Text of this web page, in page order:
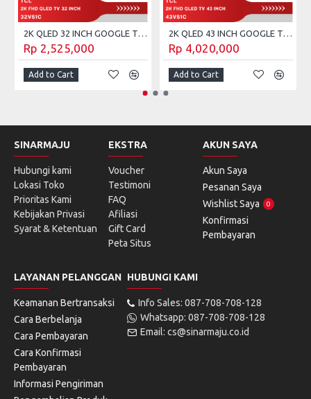
2K QLED 32 INCH GOOGLE TV TCL 32V51C
Rp 2,525,000
Add to Cart
2K QLED 43 INCH GOOGLE TV TCL 43V51C
Rp 4,020,000
Add to Cart
SINARMAJU
Hubungi kami
Lokasi Toko
Prioritas Kami
Kebijakan Privasi
Syarat & Ketentuan
EKSTRA
Voucher
Testimoni
FAQ
Afiliasi
Gift Card
Peta Situs
AKUN SAYA
Akun Saya
Pesanan Saya
Wishlist Saya
0
Konfirmasi
Pembayaran
LAYANAN PELANGGAN
Keamanan Bertransaksi
Cara Berbelanja
Cara Pembayaran
Cara Konfirmasi
Pembayaran
Informasi Pengiriman
HUBUNGI KAMI
Info Sales: 087-708-708-128
Whatsapp: 087-708-708-128
Email: cs@sinarmaju.co.id